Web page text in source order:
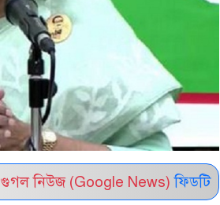
গুগল নিউজ (Google News) ফিডটি